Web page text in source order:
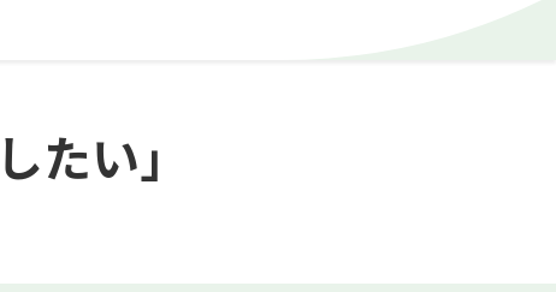
たい」